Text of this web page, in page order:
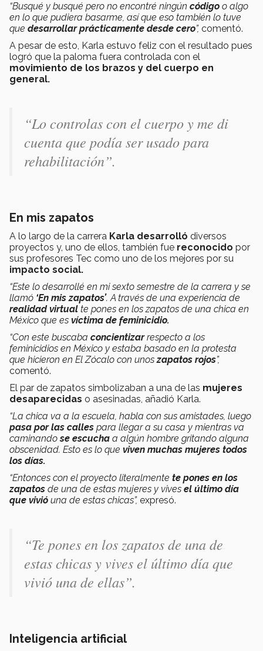
“Busqué y busqué pero no encontré ningún código o algo
en lo que pudiera basarme, así que eso también lo tuve
que desarrollar prácticamente desde cero”, comentó.
A pesar de esto, Karla estuvo feliz con el resultado pues
logró que la paloma fuera controlada con el
movimiento de los brazos y del cuerpo en
general.
“Lo controlas con el cuerpo y me di
cuenta que podía ser usado para
rehabilitación”.
En mis zapatos
A lo largo de la carrera Karla desarrolló diversos
proyectos y, uno de ellos, también fue reconocido por
sus profesores Tec como uno de los mejores por su
impacto social.
“Este lo desarrollé en mi sexto semestre de la carrera y se
llamó ‘En mis zapatos’. A través de una experiencia de
realidad virtual te pones en los zapatos de una chica en
México que es víctima de feminicidio.
“Con este buscaba concientizarrespecto a los
feminicidios en México y estaba basado en la protesta
que hicieron en El Zócalo con unoszapatos rojos”,
comentó.
El par de zapatos simbolizaban a una de las mujeres
desaparecidas o asesinadas, añadió Karla.
“La chica va a la escuela, habla con sus amistades, luego
pasa por las calles para llegar a su casa y mientras va
caminandose escucha a algún hombre gritando alguna
obscenidad. Esto es lo que viven muchas mujeres todos
los días.
“Entonces con el proyecto literalmente te pones en los
zapatos de una de estas mujeres y vives el último día
que vivió una de estas chicas”, expresó.
“Te pones en los zapatos de una de
estas chicas y vives el último día que
vivió una de ellas”.
Inteligencia artificial